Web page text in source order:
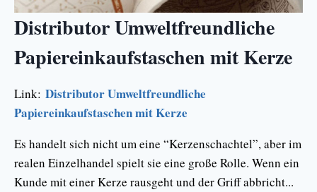
Distributor Umweltfreundliche
Papiereinkaufstaschen mit Kerze
Link: Distributor Umweltfreundliche
Papiereinkaufstaschen mit Kerze
Es handelt sich nicht um eine “Kerzenschachtel”, aber im
realen Einzelhandel spielt sie eine große Rolle. Wenn ein
Kunde mit einer Kerze rausgeht und der Griff abbricht...